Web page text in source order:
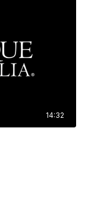
14:32